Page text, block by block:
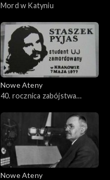
Mord w Katyniu
Nowe Ateny
40. rocznica zabójstwa
Nowe Ateny